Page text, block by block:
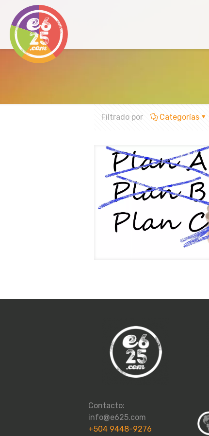
Filtrado por Categorías
Contacto:
info@e625.com
+504 9448-9276